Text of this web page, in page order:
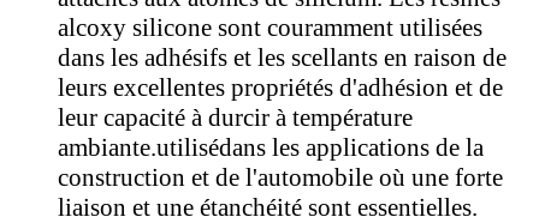
alcoxy silicone sont couramment utilisées
dans les adhésifs et les scellants en raison de
leurs excellentes propriétés d'adhésion et de
leur capacité à durcir à température
ambiante.utilisédans les applications de la
construction et de l'automobile où une forte
liaison et une étanchéité sont essentielles.